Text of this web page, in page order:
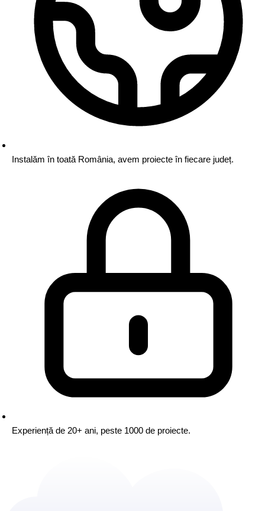
Instalăm în toată România, avem proiecte în fiecare județ.
Experiență de 20+ ani, peste 1000 de proiecte.